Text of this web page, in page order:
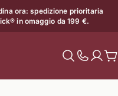
ora: spedizione prioritaria
in omaggio da 199 €.
il